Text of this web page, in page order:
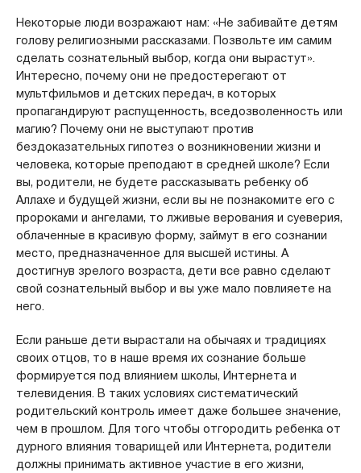
Некоторые люди возражают нам: «Не забивайте детям
голову религиозными рассказами. Позвольте им самим
сделать сознательный выбор, когда они вырастут».
Интересно, почему они не предостерегают от
мультфильмов и детских передач, в которых
пропагандируют распущенность, вседозволенность или
магию? Почему они не выступают против
бездоказательных гипотез о возникновении жизни и
человека, которые преподают в средней школе? Если
вы, родители, не будете рассказывать ребенку об
Аллахе и будущей жизни, если вы не познакомите его с
пророками и ангелами, то лживые верования и суеверия,
облаченные в красивую форму, займут в его сознании
место, предназначенное для высшей истины. А
достигнув зрелого возраста, дети все равно сделают
свой сознательный выбор и вы уже мало повлияете на
него.
Если раньше дети вырастали на обычаях и традициях
своих отцов, то в наше время их сознание больше
формируется под влиянием школы, Интернета и
телевидения. В таких условиях систематический
родительский контроль имеет даже большее значение,
чем в прошлом. Для того чтобы отгородить ребенка от
дурного влияния товарищей или Интернета, родители
должны принимать активное участие в его жизни,